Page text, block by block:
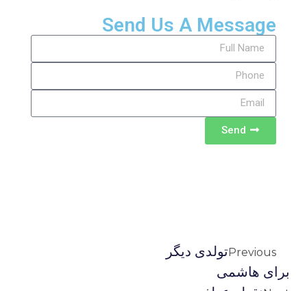
Send Us A Message
Send
Previousتولدی دیگر
براى هاشمی